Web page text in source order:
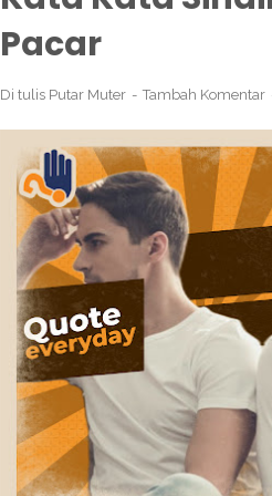
Pacar
Di tulis Putar Muter Tambah Komentar